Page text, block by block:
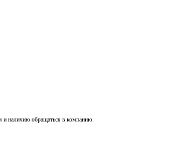
и наличию обращаться в компанию.